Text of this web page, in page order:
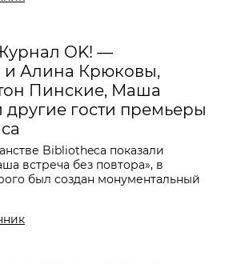
OK! —
и Алина Крюковы,
Пинские, Маша
гости премьеры
Bibliotheca показали
встреча без повтора», в
был создан монументальный